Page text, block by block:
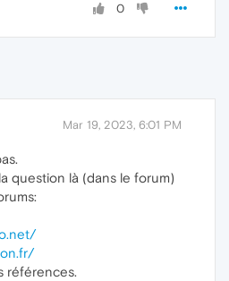
0
Mar 19, 2023, 6:01 PM
question là (dans le forum)
références.